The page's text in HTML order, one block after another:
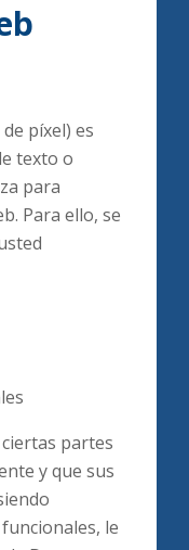
píxel) es
texto o
para
Para ello, se
partes
y que sus
le